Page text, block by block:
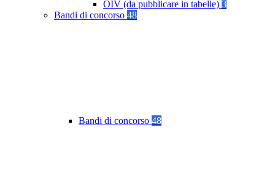
OIV (da pubblicare in tabelle) 3
Bandi di concorso 48
Bandi di concorso 48